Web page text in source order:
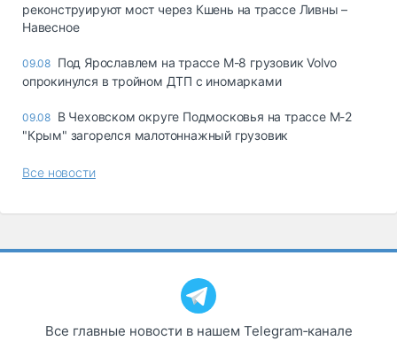
реконструируют мост через Кшень на трассе Ливны –
Навесное
09.08 Под Ярославлем на трассе М-8 грузовик Volvo
опрокинулся в тройном ДТП с иномарками
09.08 В Чеховском округе Подмосковья на трассе М-2
"Крым" загорелся малотоннажный грузовик
Все новости
Все главные новости в нашем Telegram‑канале